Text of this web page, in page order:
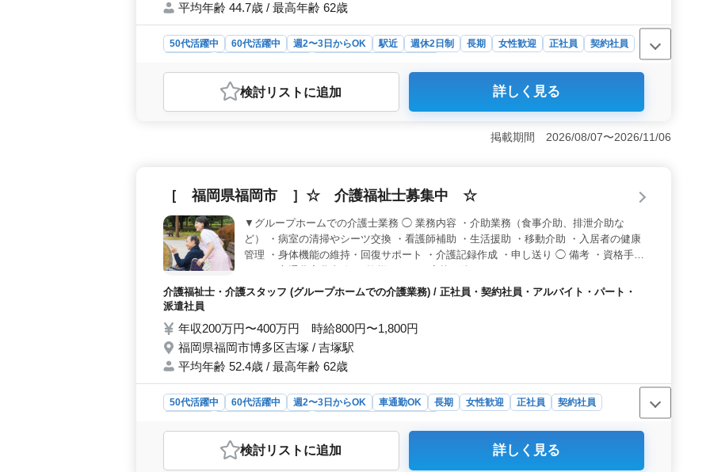
平均年齢 44.7歳 / 最高年齢 62歳
50代活躍中 60代活躍中 週2〜3日からOK 駅近 週休2日制 長期 女性歓迎 正社員
契約社員
おすすめポイント
＜中高年活躍中＞ 中高年の方々が積極的に活躍しているアットホームな職場です。経験豊富な
供しています。 ＜充実の業務内容＞ 食事介助や入浴介助などの身体介助から書類作成や記
るため利用者様やその家族との交流もスムーズに行えます。安心して働きながら地域の方々に貢
検討リスト に追加 詳しく見る
掲載期間 2026/08/07〜2026/11/06
［ 福岡県福岡市 ］☆ 介護福祉士募集中 ☆
▼グループホームでの介護士業務 ◯ 業務内容 ・介助業務（食事介助、排泄介助な
ど） ・病室の清掃やシーツ交換 ・看護師補助 ・生活援助 ・移動介助 ・入居者の健康
管理 ・身体機能の維持・回復サポート ・介護記録作成 ・申し送り ◯ 備考 ・資格手当
介護福祉士・介護スタッフ (グループホームでの介護業務) / 正社員・契約社員・アルバイト・パート・
派遣社員
年収200万円〜400万円 時給800円〜1,800円
福岡県福岡市博多区吉塚 / 吉塚駅
平均年齢 52.4歳 / 最高年齢 62歳
50代活躍中 60代活躍中 週2〜3日からOK 車通勤OK 長期 女性歓迎 正社員
契約社員
おすすめポイント
＜働きやすさ＞ 福岡市博多区の吉塚駅近くに位置し、車通勤が可能であり、週2〜3日からの勤
検討リスト に追加 詳しく見る